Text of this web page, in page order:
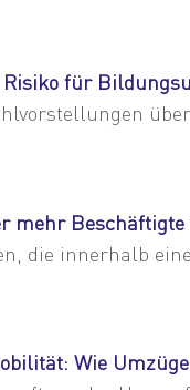
für
mehr
die innerhalb
Wie